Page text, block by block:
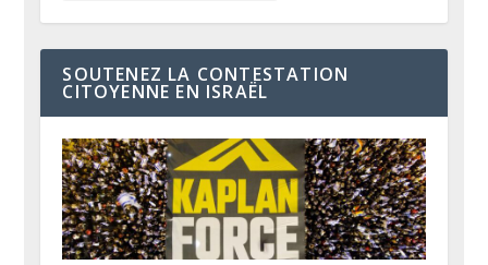
SOUTENEZ LA CONTESTATION
CITOYENNE EN ISRAËL